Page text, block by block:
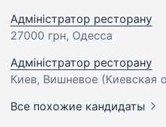
Адміністратор ресторану
27000 грн, Одесса
Адміністратор ресторану
Киев, Вишневое (Киевская
Все похожие кандидаты